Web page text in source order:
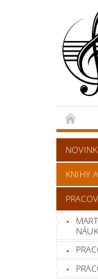
KNIHY